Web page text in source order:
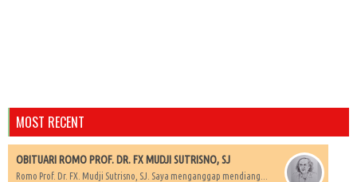
MOST RECENT
OBITUARI ROMO PROF. DR. FX MUDJI SUTRISNO, SJ
Romo Prof. Dr. FX. Mudji Sutrisno, SJ. Saya menganggap mendiang...